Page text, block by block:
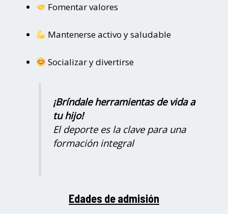
Fomentar valores
Mantenerse activo y saludable
Socializar y divertirse
¡Bríndale herramientas de vida a
tu hijo!
El deporte es la clave para una
formación integral
Edades de admisión